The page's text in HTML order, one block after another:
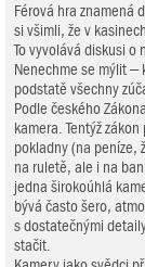
Férová hra znamená
si všimli, že v
To vyvolává diskusi o
Nenechme se mýlit –
podstatě všechny
Podle českého
kamera. Tentýž
pokladny (na peníze,
na ruletě, ale i na
jedna širokoúhlá
bývá často šero,
s dostatečnými
stačit.